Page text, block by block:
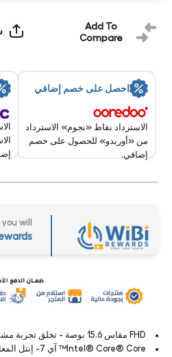
Add To
Compare
احصل على خصم إضافي
الاسترداد نقاط «نجوم» الاسترداد
من «أوريدو» للحصول على خصم
إضافي.
will
FHD مقاس 15.6 بوصة - تخلق تجربة مشاهدة أفضل بشكل عام.
Intel® Core® Core™ آي 7- إنتل المعالج مع تعزيز تكنولوجيا.